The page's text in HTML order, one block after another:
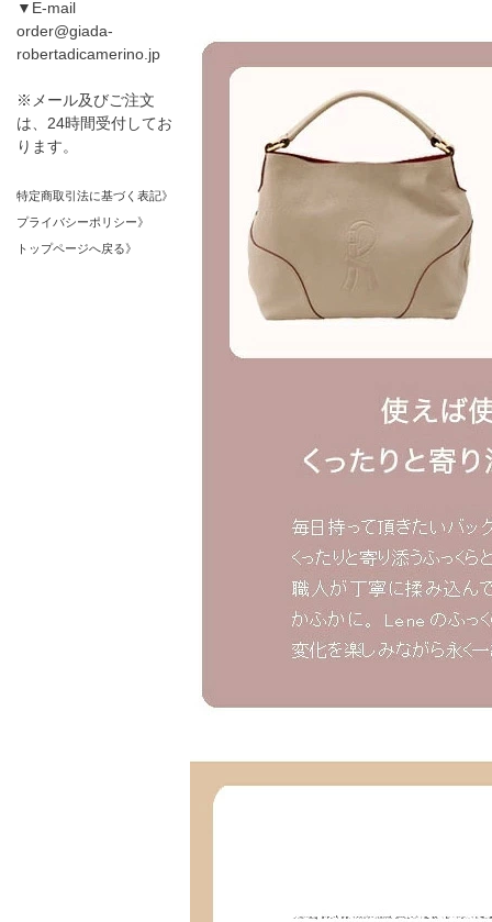
▼E-mail
order@giada-
robertadicamerino.jp
※メール及びご注文
は、24時間受付してお
ります。
特定商取引法に基づく表記》
プライバシーポリシー》
トップページへ戻る》